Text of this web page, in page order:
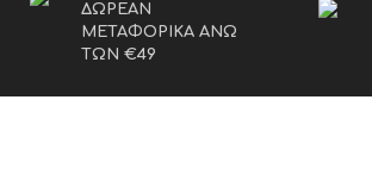
ΔΩΡΕΑΝ
ΜΕΤΑΦΟΡΙΚΑ ΑΝΩ
ΤΩΝ €49